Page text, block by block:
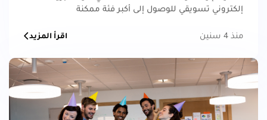
إلكتروني تسويقي للوصول إلى أكبر فئة ممكنة
منذ 4 سنين اقرأ المزيد